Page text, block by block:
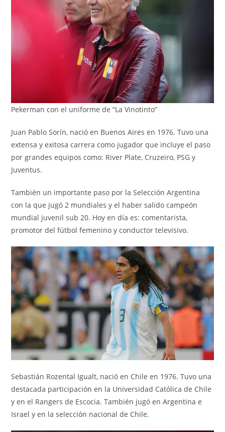
Pekerman con el uniforme de “La Vinotinto”
Juan Pablo Sorín, nació en Buenos Aires en 1976. Tuvo una
extensa y exitosa carrera como jugador que incluye el paso
por grandes equipos como: River Plate, Cruzeiro, PSG y
Juventus.
También un importante paso por la Selección Argentina
con la que jugó 2 mundiales y el haber salido campeón
mundial juvenil sub 20. Hoy en día es: comentarista,
promotor del fútbol femenino y conductor televisivo.
Sebastián Rozental Igualt, nació en Chile en 1976. Tuvo una
destacada participación en la Universidad Católica de Chile
y en el Rangers de Escocia. También jugó en Argentina e
Israel y en la selección nacional de Chile.